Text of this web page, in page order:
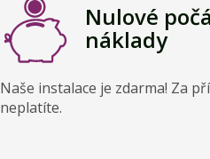
Nulové
náklady
Naše instalace je zdarma! Za
neplatíte.